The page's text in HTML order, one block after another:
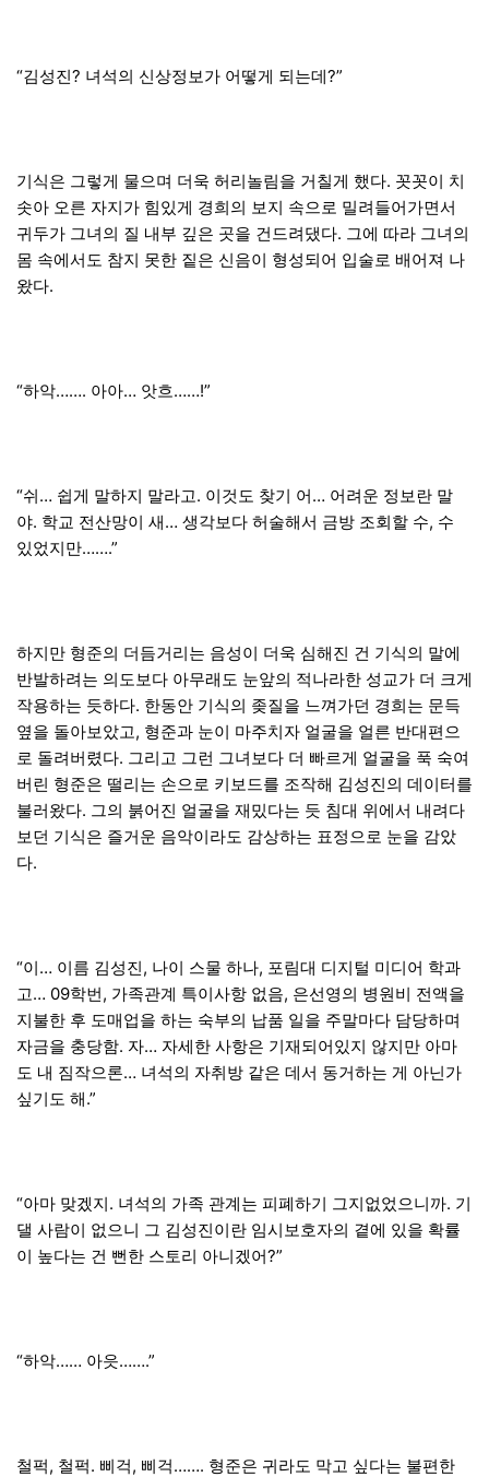
“김성진? 녀석의 신상정보가 어떻게 되는데?”
기식은 그렇게 물으며 더욱 허리놀림을 거칠게 했다. 꼿꼿이 치
솟아 오른 자지가 힘있게 경희의 보지 속으로 밀려들어가면서
귀두가 그녀의 질 내부 깊은 곳을 건드려댔다. 그에 따라 그녀의
몸 속에서도 참지 못한 짙은 신음이 형성되어 입술로 배어져 나
왔다.
“하악……. 아아… 앗흐……!”
“쉬… 쉽게 말하지 말라고. 이것도 찾기 어… 어려운 정보란 말
야. 학교 전산망이 새… 생각보다 허술해서 금방 조회할 수, 수
있었지만…….”
하지만 형준의 더듬거리는 음성이 더욱 심해진 건 기식의 말에
반발하려는 의도보다 아무래도 눈앞의 적나라한 성교가 더 크게
작용하는 듯하다. 한동안 기식의 좆질을 느껴가던 경희는 문득
옆을 돌아보았고, 형준과 눈이 마주치자 얼굴을 얼른 반대편으
로 돌려버렸다. 그리고 그런 그녀보다 더 빠르게 얼굴을 푹 숙여
버린 형준은 떨리는 손으로 키보드를 조작해 김성진의 데이터를
불러왔다. 그의 붉어진 얼굴을 재밌다는 듯 침대 위에서 내려다
보던 기식은 즐거운 음악이라도 감상하는 표정으로 눈을 감았
다.
“이… 이름 김성진, 나이 스물 하나, 포림대 디지털 미디어 학과
고… 09학번, 가족관계 특이사항 없음, 은선영의 병원비 전액을
지불한 후 도매업을 하는 숙부의 납품 일을 주말마다 담당하며
자금을 충당함. 자… 자세한 사항은 기재되어있지 않지만 아마
도 내 짐작으론… 녀석의 자취방 같은 데서 동거하는 게 아닌가
싶기도 해.”
“아마 맞겠지. 녀석의 가족 관계는 피폐하기 그지없었으니까. 기
댈 사람이 없으니 그 김성진이란 임시보호자의 곁에 있을 확률
이 높다는 건 뻔한 스토리 아니겠어?”
“하악…… 아읏…….”
철퍽, 철퍽. 삐걱, 삐걱……. 형준은 귀라도 막고 싶다는 불편한